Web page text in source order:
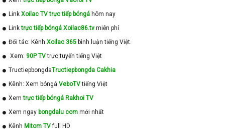
Link Xoilac TV trực tiếp bóngá hôm nay
Linktrực tiếp bóngá Xoilac86.tv miễn phí
Đối tác: Kênh Xoilac 365 bình luận tiếng Việt.
Xem: 90P TVtrực tuyến tiếng Việt
TructiepbongdaTructiepbongda Cakhia
Kênh: Xem bóngá VeboTVtiếng Việt
Xemtrực tiếp bóngá Rakhoi TV
Xem ngay bongdalu com mới nhất
Kênh Mitom TVfull HD